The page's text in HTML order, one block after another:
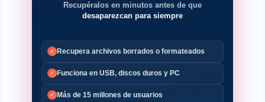
Recupéralos en minutos antes de que
desaparezcan para siempre
✓ Recupera archivos borrados o formateados
✓ Funciona en USB, discos duros y PC
✓ Más de 15 millones de usuarios